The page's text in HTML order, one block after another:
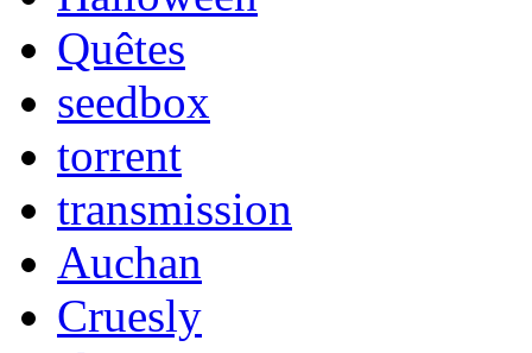
Quêtes
seedbox
torrent
transmission
Auchan
Cruesly